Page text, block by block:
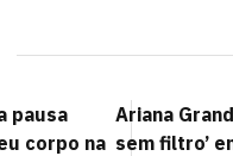
pausa
corpo na
Ariana
sem filtro’